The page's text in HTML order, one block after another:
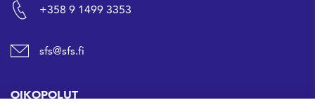
+358 9 1499 3353
sfs@sfs.fi
OIKOPOLUT